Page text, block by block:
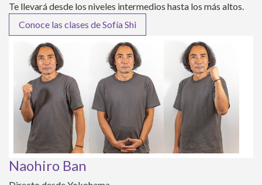
Te llevará desde los niveles intermedios hasta los más altos.
Conoce las clases de Sofía Shi
Naohiro Ban